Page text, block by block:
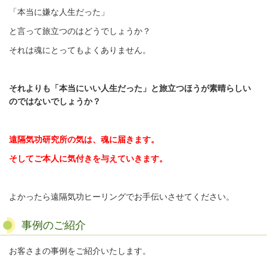
「本当に嫌な人生だった」
と言って旅立つのはどうでしょうか？
それは魂にとってもよくありません。
それよりも「本当にいい人生だった」と旅立つほうが素晴らしい
のではないでしょうか？
遠隔気功研究所の気は、魂に届きます。
そしてご本人に気付きを与えていきます。
よかったら遠隔気功ヒーリングでお手伝いさせてください。
事例のご紹介
お客さまの事例をご紹介いたします。